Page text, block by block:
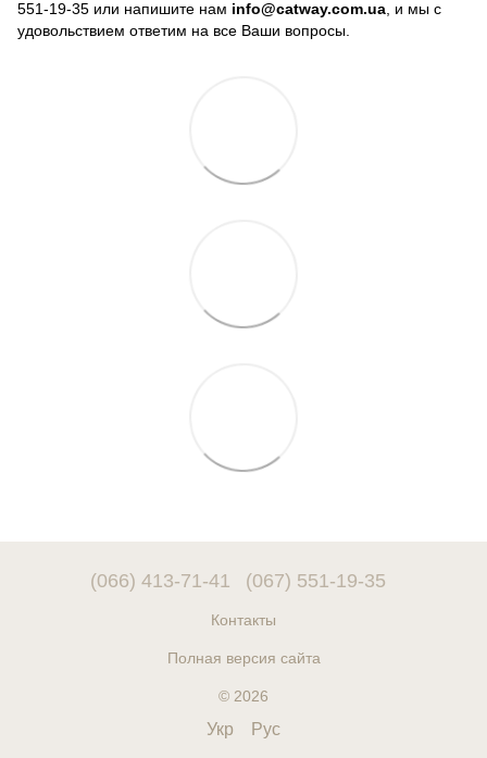
551-19-35 или напишите нам info@catway.com.ua , и мы с
удовольствием ответим на все Ваши вопросы.
(066) 413-71-41 (067) 551-19-35
Контакты
Полная версия сайта
© 2026
Укр Рус